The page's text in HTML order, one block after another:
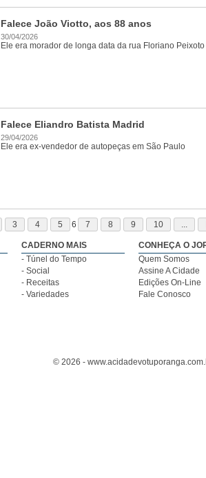
Falece João Viotto, aos 88 anos
30/04/2026
Ele era morador de longa data da rua Floriano Peixoto
Falece Eliandro Batista Madrid
29/04/2026
Ele era ex-vendedor de autopeças em São Paulo
3 4 5 6 7 8 9 10 ...
CADERNO MAIS
- Túnel do Tempo
- Social
- Receitas
- Variedades
CONHEÇA O
Quem Somos
Assine A Cidade
Edições On-Line
Fale Conosco
© 2026 -